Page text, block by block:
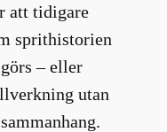
att tidigare
sprithistorien
– eller
utan